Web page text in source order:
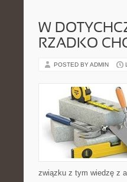
W
RZADKO
POSTED BY ADMIN
związku z tym wiedzę z